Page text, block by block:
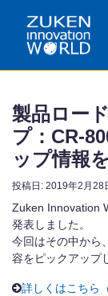
製品ロー
プ：CR-
ップ情報
投稿日: 2019年2月28
Zuken Innovation
発表しました。
今回はその中から
容をピックアップ
詳しくはこちら